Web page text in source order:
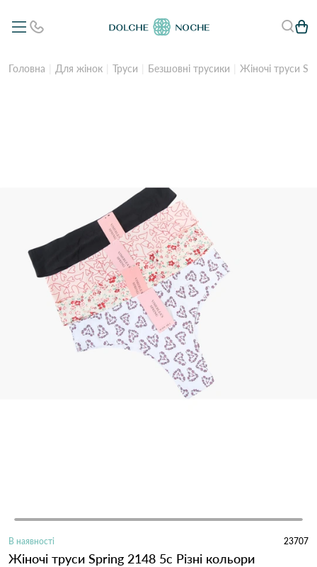
Головна Для жінок Труси Безшовні трусики Жіночі труси
В наявності 23707
Жіночі труси Spring 2148 5с Різні кольори